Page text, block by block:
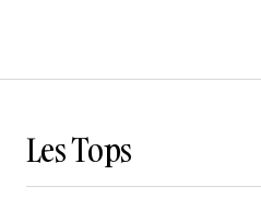
Les Tops